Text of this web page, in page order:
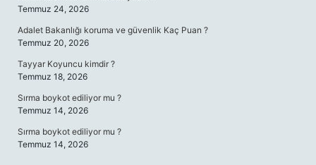
Temmuz 24, 2026
Adalet Bakanlığı koruma ve güvenlik Kaç Puan ?
Temmuz 20, 2026
Tayyar Koyuncu kimdir ?
Temmuz 18, 2026
Sırma boykot ediliyor mu ?
Temmuz 14, 2026
Sırma boykot ediliyor mu ?
Temmuz 14, 2026